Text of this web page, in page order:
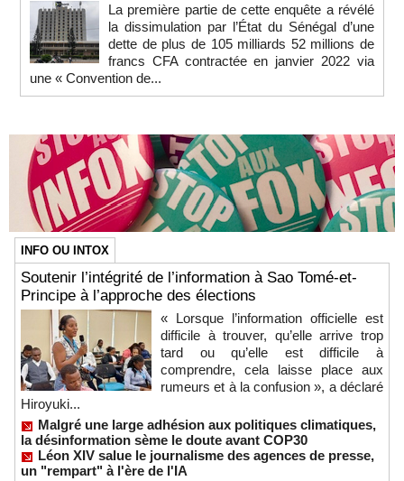
La première partie de cette enquête a révélé
la dissimulation par l’État du Sénégal d’une
dette de plus de 105 milliards 52 millions de
francs CFA contractée en janvier 2022 via
une « Convention de...
INFO OU INTOX
Soutenir l’intégrité de l’information à Sao Tomé-et-
Principe à l’approche des élections
« Lorsque l’information officielle est
difficile à trouver, qu’elle arrive trop
tard ou qu’elle est difficile à
comprendre, cela laisse place aux
rumeurs et à la confusion », a déclaré
Hiroyuki...
Malgré une large adhésion aux politiques climatiques,
la désinformation sème le doute avant COP30
Léon XIV salue le journalisme des agences de presse,
un "rempart" à l'ère de l'IA